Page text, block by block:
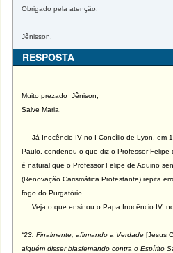
Obrigado pela atenção.
Jênisson.
RESPOSTA
Muito prezado Jênison,
Salve Maria.
Já Inocêncio IV no I Concílio de Lyon, em
Paulo, condenou o que diz o Professor Felipe
é natural que o Professor Felipe de Aquino
(Renovação Carismática Protestante) repita
fogo do Purgatório.
Veja o que ensinou o Papa Inocêncio IV,
“23. Finalmente, afirmando a Verdade[Jesus
alguém disser blasfemando contra o Espírito